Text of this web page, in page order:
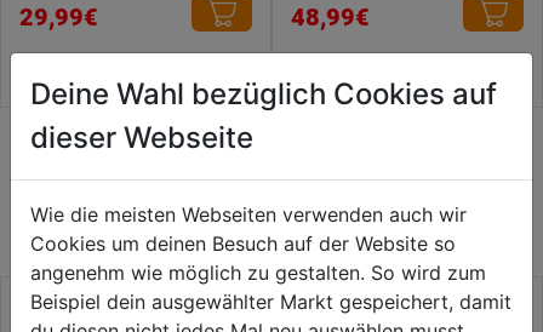
von
5
Sternen.
29,99€
von
5
Sternen.
48,99€
KATEGORIE
Deine Wahl bezüglich Cookies auf
dieser Webseite
Wie die meisten Webseiten verwenden auch wir
Cookies um deinen Besuch auf der Website so
angenehm wie möglich zu gestalten. So wird zum
Beispiel dein ausgewählter Markt gespeichert, damit